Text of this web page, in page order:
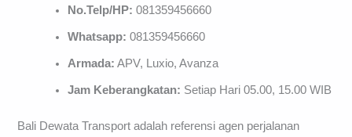
No.Telp/HP: 081359456660
Whatsapp: 081359456660
Armada: APV, Luxio, Avanza
Jam Keberangkatan: Setiap Hari 05.00, 15.00 WIB
Bali Dewata Transport adalah referensi agen perjalanan